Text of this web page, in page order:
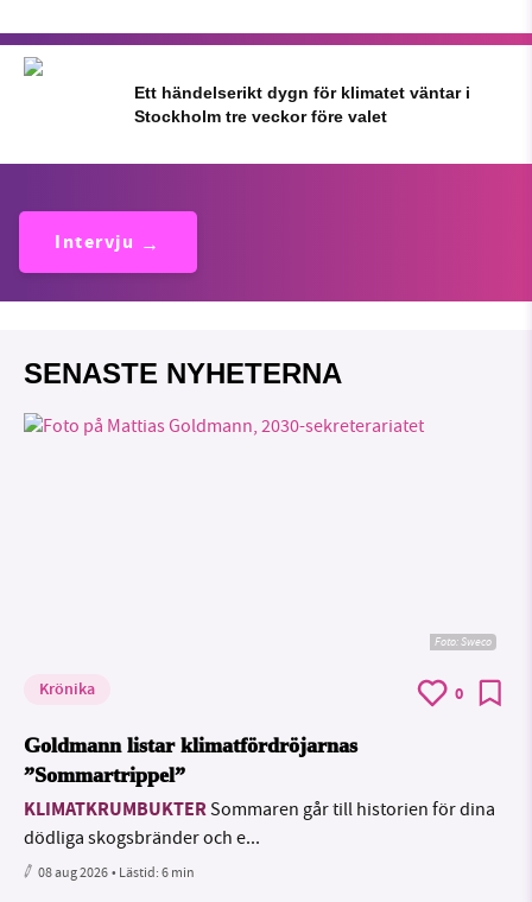
Ett händelserikt dygn för klimatet väntar i
Stockholm tre veckor före valet
Intervju
SENASTE NYHETERNA
Foto: Sweco
Krönika 0
Goldmann listar klimatfördröjarnas
”Sommartrippel”
KLIMATKRUMBUKTERSommaren går till historien för dina
dödliga skogsbränder och e...
08 aug 2026• Lästid:6 min